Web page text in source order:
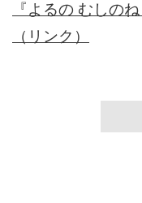
『よるの むしの
（リンク）